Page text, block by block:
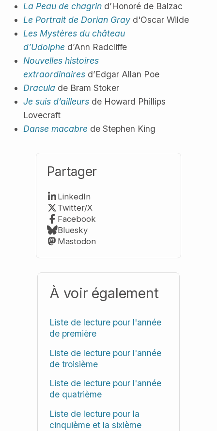
La Peau de chagrin d’Honoré de Balzac
Le Portrait de Dorian Gray d'Oscar Wilde
Les Mystères du château
d’Udolphe d’Ann Radcliffe
Nouvelles histoires
extraordinaires d’Edgar Allan Poe
Dracula de Bram Stoker
Je suis d’ailleurs de Howard Phillips
Lovecraft
Danse macabre de Stephen King
Partager
LinkedIn
Twitter/X
Facebook
Bluesky
Mastodon
À voir également
Liste de lecture pour l'année
de première
Liste de lecture pour l'année
de troisième
Liste de lecture pour l'année
de quatrième
Liste de lecture pour la
cinquième et la sixième